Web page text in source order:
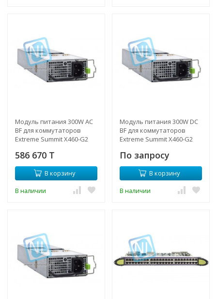
Модуль питания 300W AC
BF для коммутаторов
Extreme Summit X460-G2
586 670 T
В корзину
В наличии
Модуль питания 300W DC
BF для коммутаторов
Extreme Summit X460-G2
По запросу
В корзину
В наличии